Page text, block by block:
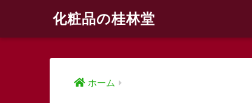
化粧品の桂林堂
ホーム